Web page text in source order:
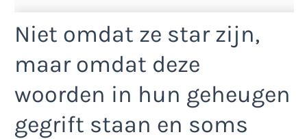
Niet omdat ze star zijn,
maar omdat deze
woorden in hun geheugen
gegrift staan en soms